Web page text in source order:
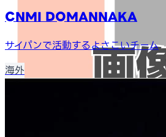
CNMI DOMANNAKA
サイパンで活動するよさこいチーム
海外